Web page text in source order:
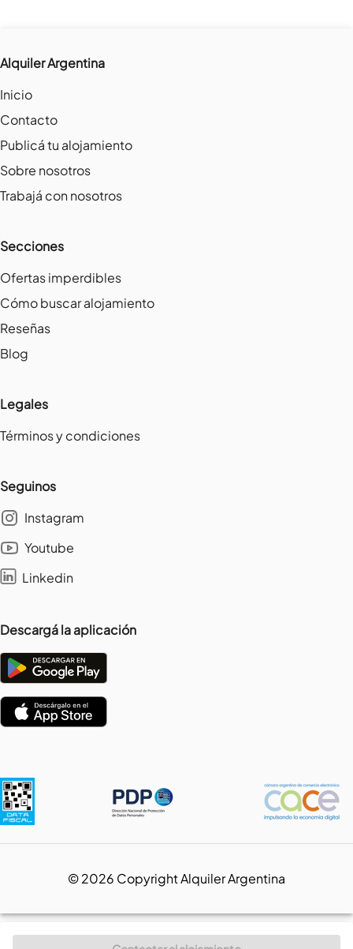
Alquiler Argentina
Inicio
Contacto
Publicá tu alojamiento
Sobre nosotros
Trabajá con nosotros
Secciones
Ofertas imperdibles
Cómo buscar alojamiento
Reseñas
Blog
Legales
Términos y condiciones
Seguinos
Instagram
Youtube
Linkedin
Descargá la aplicación
©2026 Copyright Alquiler Argentina